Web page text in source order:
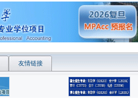
友情链接